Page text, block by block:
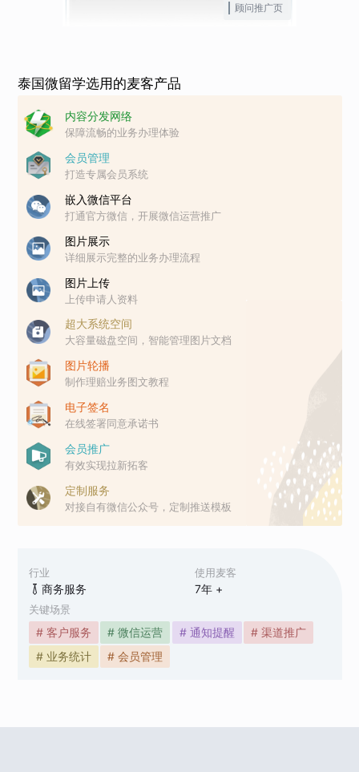
行业
商务服务
使用麦客
7年 +
关键场景
# 客户服务 # 微信运营 # 通知提醒
# 渠道推广
# 业务统计
# 会员管理
顾问推广页
泰国微留学选用的麦客产品
内容分发网络
保障流畅的业务办理体验
会员管理
打造专属会员系统
嵌入微信平台
打通官方微信，开展微信运营推广
图片展示
详细展示完整的业务办理流程
图片上传
上传申请人资料
超大系统空间
大容量磁盘空间，智能管理图片文档
图片轮播
制作理赔业务图文教程
电子签名
在线签署同意承诺书
会员推广
有效实现拉新拓客
定制服务
对接自有微信公众号，定制推送模板